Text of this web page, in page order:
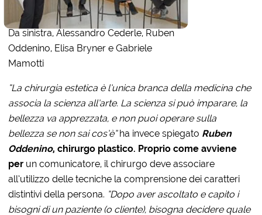
Da sinistra, Alessandro Cederle, Ruben
Oddenino, Elisa Bryner e Gabriele
Mamotti
“La chirurgia estetica è l’unica branca della medicina che
associa la scienza all’arte. La scienza si può imparare, la
bellezza va apprezzata, e non puoi operare sulla
bellezza se non sai cos’è”ha invece spiegato Ruben
Oddenino, chirurgo plastico. Proprio come avviene
per un comunicatore, il chirurgo deve associare
all’utilizzo delle tecniche la comprensione dei caratteri
distintivi della persona. ”Dopo aver ascoltato e capito i
bisogni di un paziente (o cliente), bisogna decidere quale